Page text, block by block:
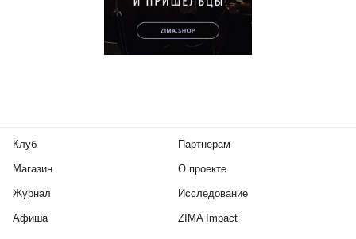
Клуб
Магазин
Журнал
Афиша
Партнерам
О проекте
Исследование
ZIMA Impact